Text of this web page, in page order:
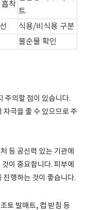
착
트
식용/비식용 구분
불순물 확인
주의할 점이 있습니다.
극을 줄 수 있으므로 주
등 공신력 있는 기관에
이 중요합니다. 피부에
진행하는 것이 좋습니다.
토 발매트, 컵 받침 등